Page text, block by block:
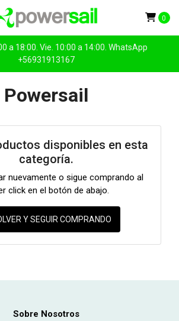
a 18:00. Vie. 10:00 a 14:00. WhatsApp
+56931913167
0
Powersail
disponibles en esta
categoría.
nuevamente o sigue comprando al
click en el botón de abajo.
Y SEGUIR COMPRANDO
Sobre Nosotros